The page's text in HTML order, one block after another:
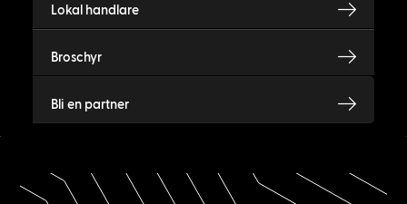
Lokal handlare
Broschyr
Bli en partner